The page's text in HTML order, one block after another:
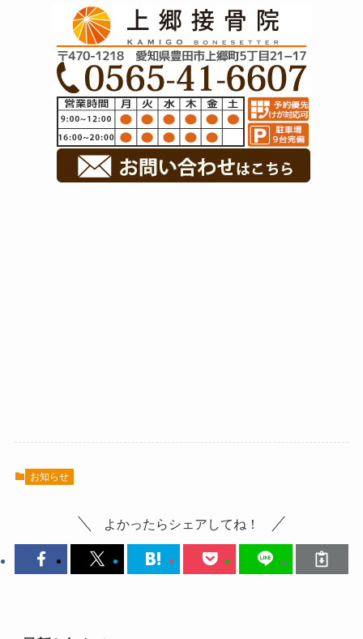
お知らせ
よかったらシェアしてね！